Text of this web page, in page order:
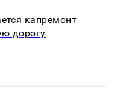
капремонт
дорогу